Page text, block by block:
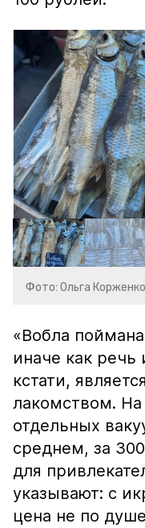
Фото: Ольга
«Вобла
иначе как речь
кстати,
лакомством.
отдельных
среднем, за
для
указывают: с
цена не по